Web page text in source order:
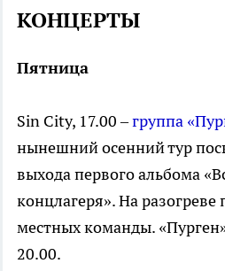
КОНЦЕРТЫ
Пятница
Sin City, 17.00 –группа
нынешний осенний тур
выхода первого альбома
концлагеря». На
местных команды.
20.00.